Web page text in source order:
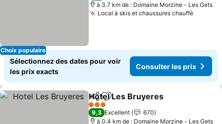
Choix populaire
à 3.7 km de : Domaine Morzine - Les Gets
Local à skis et chaussures chauffé
Sélectionnez des dates pour voir
les prix exacts
Consulter les prix
PartagerAjouter à mes favoris
Hotel Les Bruyeres
3 Étoiles
9,3 Excellent
670
à 0.4 km de : Domaine Morzine - Les Gets